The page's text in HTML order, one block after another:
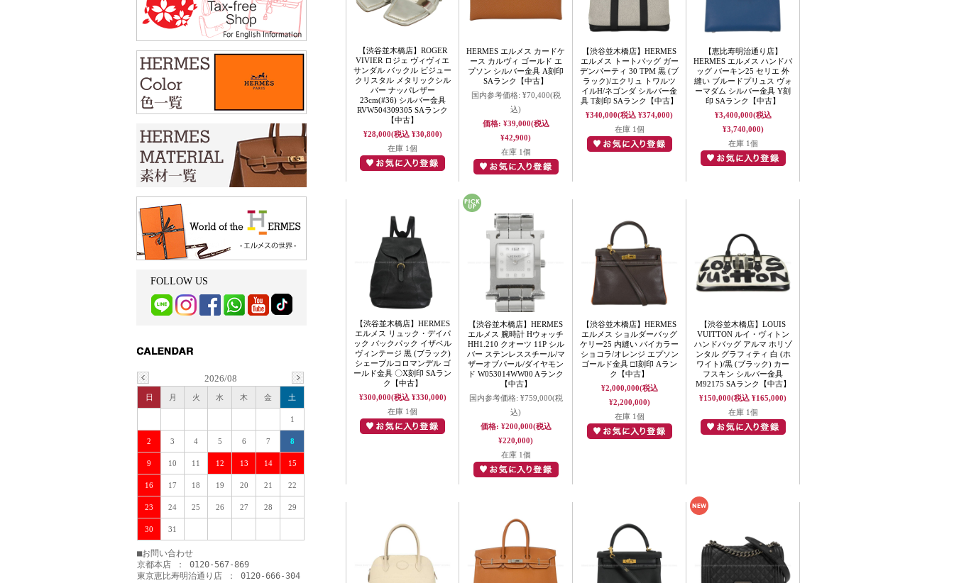
【渋谷並木橋店】ROGER
VIVIER ロジェ ヴィヴィエ
サンダル バックル ビジュー
クリスタル メタリックシル
バー ナッパレザー
23cm(#36) シルバー金具
RVW504309305 SAランク
【中古】
¥28,000(税込 ¥30,800)
在庫 1個
HERMES エルメス カードケ
ース カルヴィ ゴールド エ
プソン シルバー金具 A刻印
SAランク【中古】
国内参考価格: ¥70,400(税
込)
価格: ¥39,000(税込
¥42,900)
在庫 1個
【渋谷並木橋店】HERMES
エルメス トートバッグ ガー
デンパーティ 30 TPM 黒 (ブ
ラック)/エクリュ トワルツ
イルH/ネゴンダ シルバー金
具 T刻印 SAランク【中古】
¥340,000(税込 ¥374,000)
在庫 1個
【恵比寿明治通り店】
HERMES エルメス ハンドバ
ッグ バーキン25 セリエ 外
縫い ブルードプリュス ヴォ
ーマダム シルバー金具 Y刻
印 SAランク【中古】
¥3,400,000(税込
¥3,740,000)
在庫 1個
【渋谷並木橋店】HERMES
エルメス リュック・デイパ
ック バックパック イザベル
ヴィンテージ 黒 (ブラック)
シェーブルコロマンデル ゴ
ールド金具 〇X刻印 SAラン
ク【中古】
¥300,000(税込 ¥330,000)
在庫 1個
【渋谷並木橋店】HERMES
エルメス 腕時計 Hウォッチ
HH1.210 クオーツ 11P シル
バー ステンレススチール/マ
ザーオブパール/ダイヤモン
ド W053014WW00 Aランク
【中古】
国内参考価格: ¥759,000(税
込)
価格: ¥200,000(税込
¥220,000)
在庫 1個
【渋谷並木橋店】HERMES
エルメス ショルダーバッグ
ケリー25 内縫い バイカラー
ショコラ/オレンジ エプソン
ゴールド金具 □I刻印 Aラン
ク【中古】
¥2,000,000(税込
¥2,200,000)
在庫 1個
【渋谷並木橋店】LOUIS
VUITTON ルイ・ヴィトン
ハンドバッグ アルマ ホリゾ
ンタル グラフィティ 白 (ホ
ワイト)/黒 (ブラック) カー
フスキン シルバー金具
M92175 SAランク【中古】
¥150,000(税込 ¥165,000)
在庫 1個
FOLLOW US
2026/08
日 月 火 水 木 金 土
1
2 3 4 5 6 7 8
9 10 11 12 13 14 15
16 17 18 19 20 21 22
23 24 25 26 27 28 29
30 31
■お問い合わせ
京都本店 ： 0120-567-869
東京恵比寿明治通り店 ： 0120-666-304